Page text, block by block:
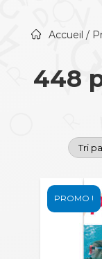
Accueil /
448
PROMO !